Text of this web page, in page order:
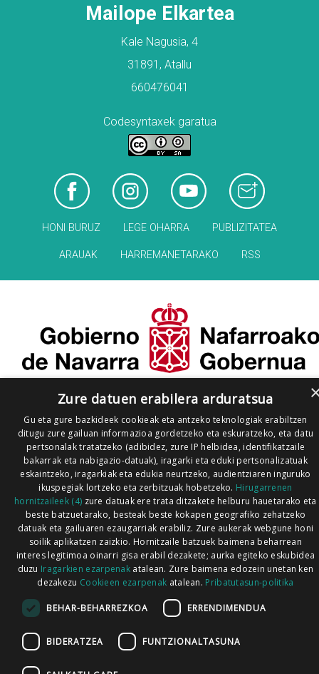
Mailope Elkartea
Kale Nagusia, 4
31891, Atallu
660476041
Codesyntaxek garatua
HONI BURUZ LEGE OHARRA PUBLIZITATEA
ARAUAK HARREMANETARAKO RSS
Zure datuen erabilera arduratsua
Gu eta gure bazkideek cookieak eta antzeko teknologiak erabiltzen
ditugu zure gailuan informazioa gordetzeko eta eskuratzeko, eta datu
pertsonalak tratatzeko (adibidez, zure IP helbidea, identifikatzaile
bakarrak eta nabigazio-datuak), iragarki eta eduki pertsonalizatuak
eskaintzeko, iragarkiak eta edukia neurtzeko, audientziaren inguruko
ikuspegiak lortzeko eta zerbitzuak hobetzeko. Hirugarrenen
hornitzaileek (4) zure datuak ere trata ditzakete helburu hauetarako eta
beste batzuetarako, besteak beste kokapen geografiko zehatzeko
datuak eta gailuaren ezaugarriak erabiliz. Zure aukerak webgune honi
soilik aplikatzen zaizkio. Hornitzaile batzuek baimena beharrean
interes legitimoa oinarri gisa erabil dezakete; aurka egiteko eskubidea
duzu Iragarkien ezarpenak atalean. Zure baimena edozein unetan ken
dezakezu Cookieen ezarpenak atalean. Pribatutasun-politika
BEHAR-BEHARREZKOA ERRENDIMENDUA
BIDERATZEA FUNTZIONALTASUNA